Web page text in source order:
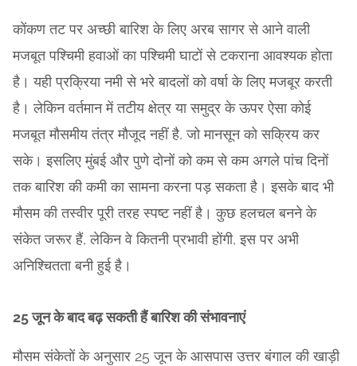
कोंकण तट पर अच्छी बारिश के लिए अरब सागर से आने वाली
मजबूत पश्चिमी हवाओं का पश्चिमी घाटों से टकराना आवश्यक होता
है। यही प्रक्रिया नमी से भरे बादलों को वर्षा के लिए मजबूर करती
है। लेकिन वर्तमान में तटीय क्षेत्र या समुद्र के ऊपर ऐसा कोई
मजबूत मौसमीय तंत्र मौजूद नहीं है, जो मानसून को सक्रिय कर
सके। इसलिए मुंबई और पुणे दोनों को कम से कम अगले पांच दिनों
तक बारिश की कमी का सामना करना पड़ सकता है। इसके बाद भी
मौसम की तस्वीर पूरी तरह स्पष्ट नहीं है। कुछ हलचल बनने के
संकेत जरूर हैं, लेकिन वे कितनी प्रभावी होंगी, इस पर अभी
अनिश्चितता बनी हुई है।
25 जून के बाद बढ़ सकती हैं बारिश की संभावनाएं
मौसम संकेतों के अनुसार 25 जून के आसपास उत्तर बंगाल की खाड़ी